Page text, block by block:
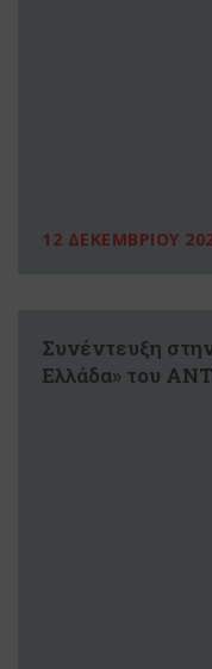
12 ΔΕΚΕΜΒΡΙΟΥ
Συνέντευξη
Ελλάδα» του